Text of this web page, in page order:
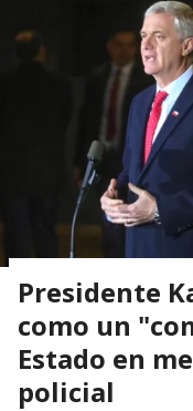
Presidente
como un
Estado en
policial